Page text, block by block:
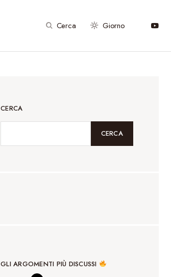
Cerca Giorno
CERCA
CERCA
GLI ARGOMENTI PIÙ DISCUSSI